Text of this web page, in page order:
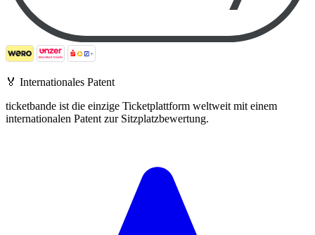
🏅 Internationales Patent
ticketbande ist die einzige Ticketplattform weltweit mit einem
internationalen Patent zur Sitzplatzbewertung.